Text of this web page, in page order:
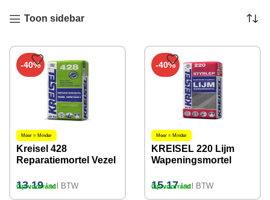
Toon sidebar
-40%
Meer = Minder
Kreisel 428
Reparatiemortel Vezel
50mm)
13.19 Incl BTW
Op voorraad
-40%
Meer = Minder
KREISEL 220 Lijm
Wapeningsmortel
15.17 Incl BTW
Op voorraad